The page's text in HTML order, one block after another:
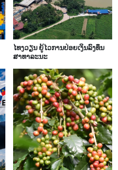
ໄທ​ງວຽນ ​ຍູ້​ໄວການ​ປ່ອຍ​ເງິນ​ລົງ​ທຶນ​​
ສາ​ທາ​ລະ​ນະ